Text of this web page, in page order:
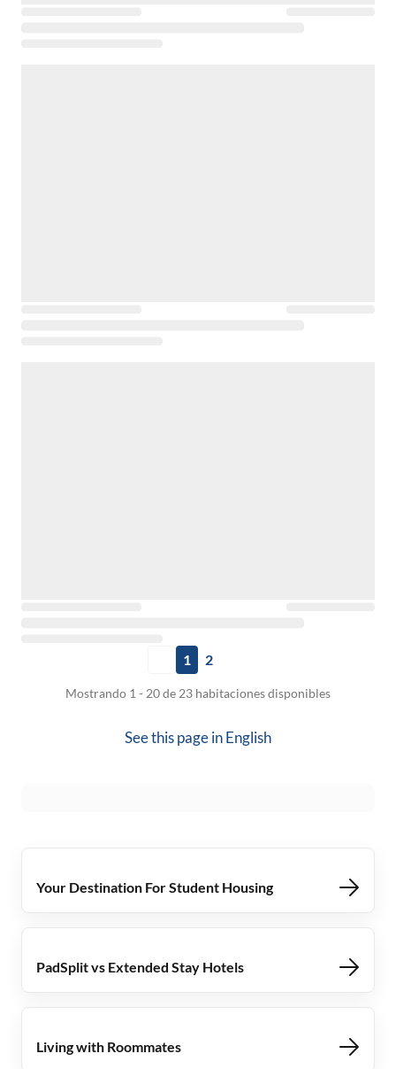
1 2
Mostrando 1 - 20 de 23 habitaciones disponibles
See this page inEnglish
Your Destination For Student Housing
PadSplit vs Extended Stay Hotels
Living with Roommates